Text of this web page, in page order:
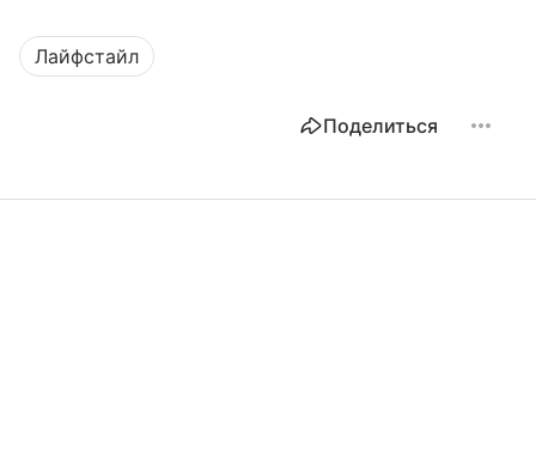
Лайфстайл
Поделиться